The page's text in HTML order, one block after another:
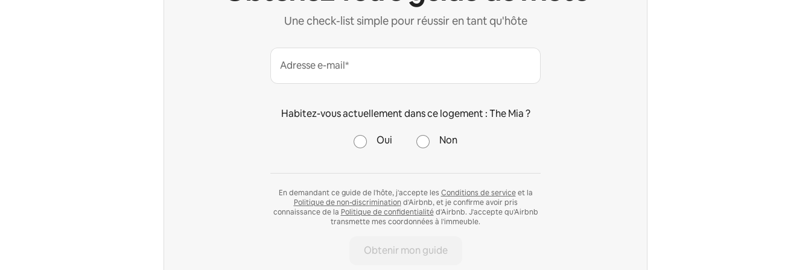
Une check-list simple pour réussir en tant qu'hôte
Adresse e-mail*
Habitez-vous actuellement dans ce logement : The Mia ?
Oui Non
En demandant ce guide de l'hôte, j'accepte les Conditions de serviceet la
Politique de non-discrimination d'Airbnb, et je confirme avoir pris
connaissance de la Politique de confidentialitéd'Airbnb. J'accepte qu'Airbnb
transmette mes coordonnées à l'immeuble.
Obtenir mon guide